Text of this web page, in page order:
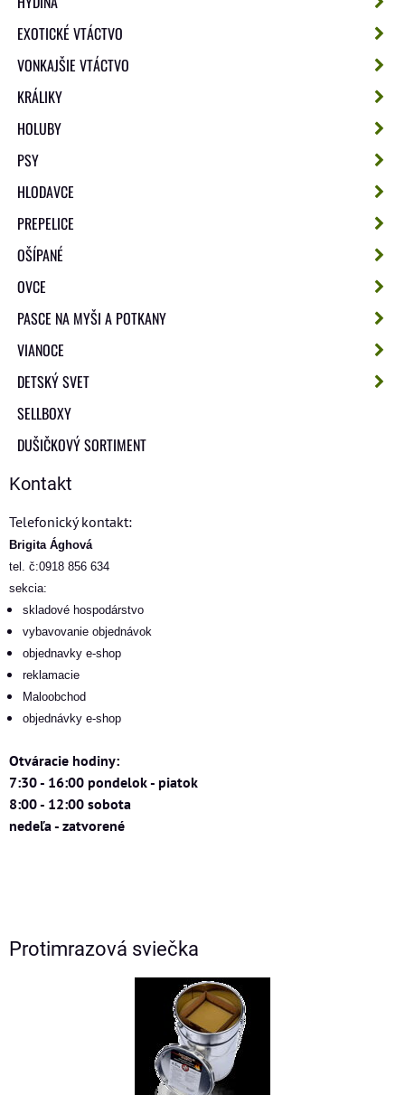
EXOTICKÉ VTÁCTVO
VONKAJŠIE VTÁCTVO
KRÁLIKY
HOLUBY
PSY
HLODAVCE
PREPELICE
OŠÍPANÉ
OVCE
PASCE NA MYŠI A POTKANY
VIANOCE
DETSKÝ SVET
SELLBOXY
DUŠIČKOVÝ SORTIMENT
Kontakt
Telefonický kontakt:
Brigita Ághová
tel. č:0918 856 634
sekcia:
skladové hospodárstvo
vybavovanie objednávok
objednavky e-shop
reklamacie
Maloobchod
objednávky e-shop
Otváracie hodiny:
7:30 - 16:00 pondelok - piatok
8:00 - 12:00 sobota
nedeľa - zatvorené
Protimrazová sviečka